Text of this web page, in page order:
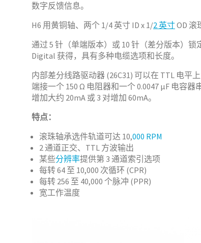
数字反馈信息。
H6 用黄铜轴、两个 1/4 英寸 ID x 1/2 英寸OD 滚
通过 5 针（单端版本）或 10 针（差分版本）锁
Digital 获得，具有多种电缆选项和长度。
内部差分线路驱动器 (26C31) 可以在 TTL 电平
端接一个 150 Ω 电阻器和一个 0.0047 μF 电容
增加大约 20mA 或 3 对增加 60mA。
特点：
滚珠轴承选件轨道可达 10,000 RPM
2 通道正交、TTL 方波输出
某些分辨率提供第 3 通道索引选项
每转 64 至 10,000 次循环 (CPR)
每转 256 至 40,000 个脉冲 (PPR)
宽工作温度